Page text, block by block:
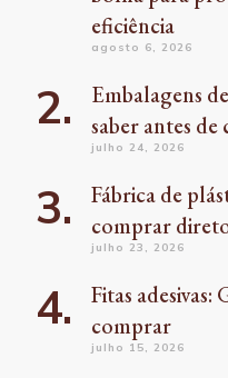
eficiência
agosto 6, 2026
Embalagens
saber antes
julho 24, 2026
Fábrica de
comprar
julho 23, 2026
Fitas adesivas:
comprar
julho 15, 2026